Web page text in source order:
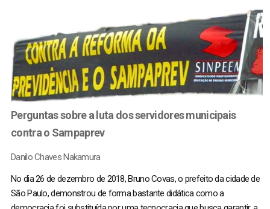
Perguntas sobre a luta dos servidores municipais
contra o Sampaprev
Danilo Chaves Nakamura
No dia 26 de dezembro de 2018, Bruno Covas, o prefeito da cidade de
São Paulo, demonstrou de forma bastante didática como a